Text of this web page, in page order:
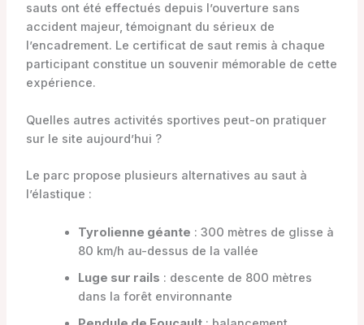
sauts ont été effectués depuis l’ouverture sans
accident majeur, témoignant du sérieux de
l’encadrement. Le certificat de saut remis à chaque
participant constitue un souvenir mémorable de cette
expérience.
Quelles autres activités sportives peut-on pratiquer
sur le site aujourd’hui ?
Le parc propose plusieurs alternatives au saut à
l’élastique :
Tyrolienne géante : 300 mètres de glisse à
80 km/h au-dessus de la vallée
Luge sur rails : descente de 800 mètres
dans la forêt environnante